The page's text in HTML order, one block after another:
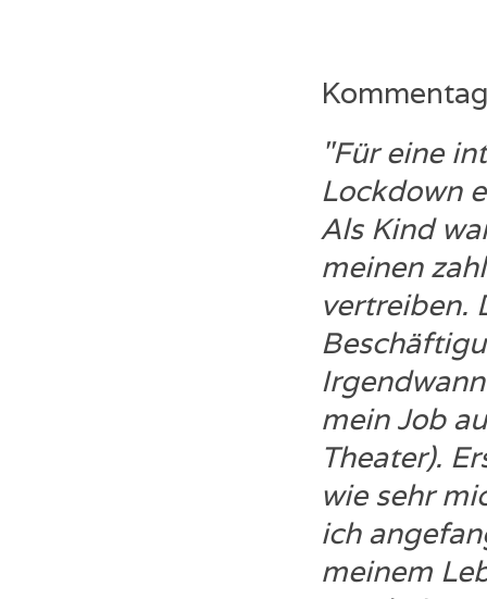
"Für eine
Lockdown
Als Kind
meinen
vertreiben.
mein Job
Theater).
wie sehr
ich
meinem